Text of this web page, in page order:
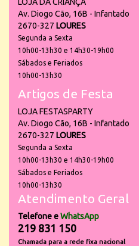
Av. Diogo Cão, 16B - Infantado
2670-327 LOURES
Segunda a Sexta
10h00-13h30 e 14h30-19h00
Sábados e Feriados
10h00-13h30
Artigos de Festa
LOJA FESTASPARTY
Av. Diogo Cão, 16B - Infantado
2670-327 LOURES
Segunda a Sexta
10h00-13h30 e 14h30-19h00
Sábados e Feriados
10h00-13h30
Atendimento Geral
Telefone eWhatsApp
219 831 150
Chamada para a rede fixa nacional